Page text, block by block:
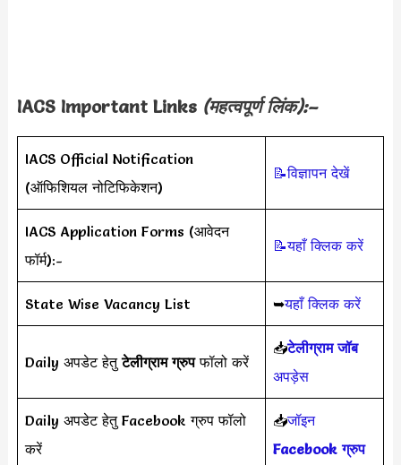
IACS Important Links (महत्वपूर्ण लिंक):–
IACS Official Notification
(ऑफिशियल नोटिफिकेशन)
📝विज्ञापन देखें
IACS Application Forms (आवेदन
फॉर्म):-
📝यहाँ क्लिक करें
State Wise Vacancy List ➥यहाँ क्लिक करें
Daily अपडेट हेतुटेलीग्राम ग्रुपफॉलो करें
📥टेलीग्राम जॉब
अपड़ेस
Daily अपडेट हेतु Facebook ग्रुप फॉलो
करें
📥जॉइन
Facebook ग्रुप